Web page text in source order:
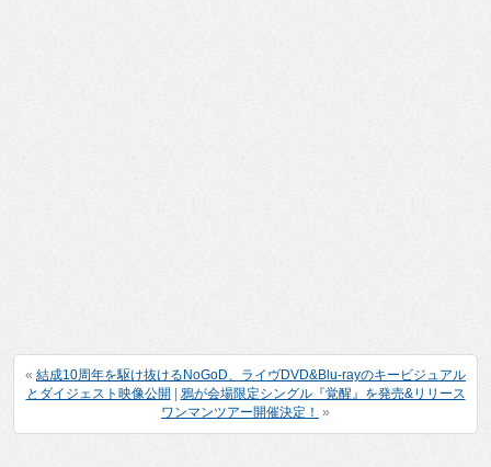
« 結成10周年を駆け抜けるNoGoD、ライヴDVD&Blu-rayのキービジュアル
とダイジェスト映像公開
鴉が会場限定シングル『覚醒』を発売&リリース
ワンマンツアー開催決定！ »